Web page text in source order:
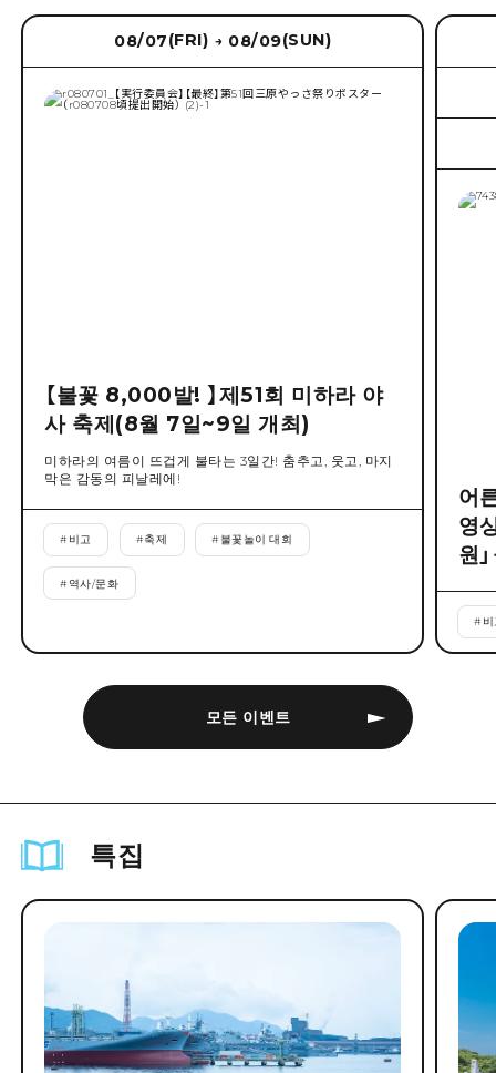
모든 이벤트
08/07(FRI) → 08/09(SUN)
【불꽃 8,000발! 】제51회 미하라 야
사 축제(8월 7일~9일 개최)
미하라의 여름이 뜨겁게 불타는 3일간! 춤추고, 웃고, 마지
막은 감동의 피날레에!
# 비고 #축제 # 불꽃놀이 대회
# 역사/문화
어
영
원
#
특집